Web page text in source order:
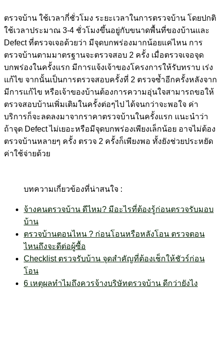
ตรวจบ้าน ใช้เวลากี่ชั่วโมง ระยะเวลาในการตรวจบ้าน โดยปกติ
ใช้เวลาประมาณ 3-4 ชั่วโมงขึ้นอยู่กับขนาดพื้นที่ของบ้านและ
Defect ที่ตรวจเจอด้วยว่า มีจุดบกพร่องมากน้อยแค่ไหน การ
ตรวจบ้านตามมาตรฐานจะตรวจสอบ 2 ครั้ง เมื่อตรวจเจอจุด
บกพร่องในครั้งแรก มีการแจ้งเจ้าของโครงการให้รับทราบ เร่ง
แก้ไข จากนั้นเป็นการตรวจสอบครั้งที่ 2 ตรวจซ้ำอีกครั้งหลังจาก
มีการแก้ไข หรือเจ้าของบ้านต้องการความอุ่นใจสามารถขอให้
ตรวจสอบบ้านเพิ่มเติมในครั้งต่อๆไป ได้จนกว่าจะพอใจ ค่า
บริการก็จะลดลงมาจากราคาตรวจบ้านในครั้งแรก แนะนำว่า
ถ้าจุด Defect ไม่เยอะหรือมีจุดบกพร่องเพียงเล็กน้อย อาจไม่ต้อง
ตรวจบ้านหลายๆ ครั้ง ตรวจ 2 ครั้งก็เพียงพอ ทั้งยังช่วยประหยัด
ค่าใช้จ่ายด้วย
บทความเกี่ยวข้องที่น่าสนใจ :
จ้างคนตรวจบ้าน ดีไหม? มีอะไรที่ต้องรู้ก่อนตรวจรับมอบ
บ้าน
ตรวจบ้านตอนไหน ? ก่อนโอนหรือหลังโอน ตรวจตอน
ไหนถึงจะดีต่อผู้ซื้อ
Checklist ตรวจรับบ้าน จุดสำคัญที่ต้องเช็กให้ชัวร์ก่อน
โอน
6 เหตุผลทำไมถึงควรจ้างบริษัทตรวจบ้าน ดีกว่ายังไง